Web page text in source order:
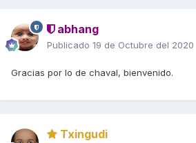
abhang
Publicado 19 de Octubre del 2020
Gracias por lo de chaval, bienvenido.
Txingudi